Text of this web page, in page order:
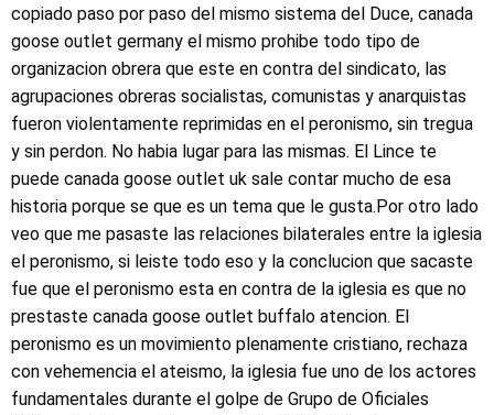
copiado paso por paso del mismo sistema del Duce, canada
goose outlet germany el mismo prohibe todo tipo de
organizacion obrera que este en contra del sindicato, las
agrupaciones obreras socialistas, comunistas y anarquistas
fueron violentamente reprimidas en el peronismo, sin tregua
y sin perdon. No habia lugar para las mismas. El Lince te
puede canada goose outlet uk sale contar mucho de esa
historia porque se que es un tema que le gusta.Por otro lado
veo que me pasaste las relaciones bilaterales entre la iglesia
el peronismo, si leiste todo eso y la conclucion que sacaste
fue que el peronismo esta en contra de la iglesia es que no
prestaste canada goose outlet buffalo atencion. El
peronismo es un movimiento plenamente cristiano, rechaza
con vehemencia el ateismo, la iglesia fue uno de los actores
fundamentales durante el golpe de Grupo de Oficiales